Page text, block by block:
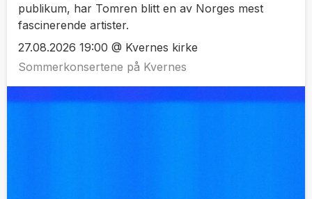
publikum, har Tomren blitt en av Norges mest
fascinerende artister.
27.08.2026 19:00 @ Kvernes kirke
Sommerkonsertene på Kvernes